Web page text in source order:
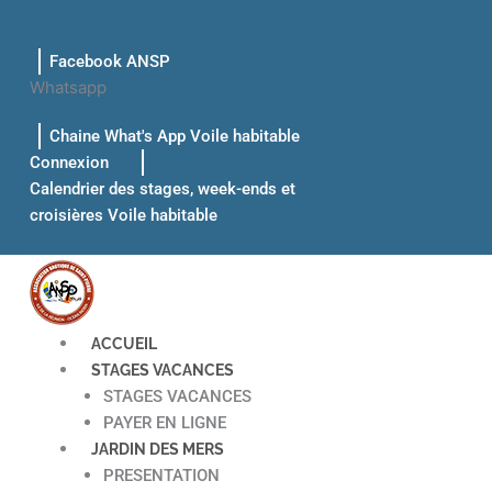
contenuFacebook ANSP
Whatsapp
Chaine What's App Voile habitable
Connexion
Calendrier des stages, week-ends et
croisières Voile habitable
ACCUEIL
STAGES VACANCES
STAGES VACANCES
PAYER EN LIGNE
JARDIN DES MERS
PRESENTATION